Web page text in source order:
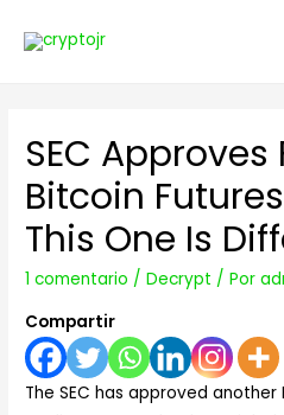
SEC Approves
Bitcoin
This One Is
1 comentario /Decrypt / Por
Compartir
The SEC has approved